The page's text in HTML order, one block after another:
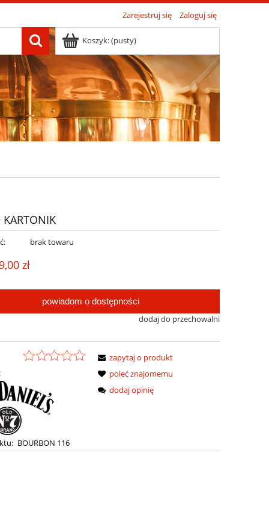
Zarejestruj się Zaloguj się
Koszyk:(pusty)
KARTONIK
brak towaru
zł
powiadom o dostępności
dodaj do przechowalni
BOURBON 116
zapytaj o produkt
poleć znajomemu
dodaj opinię